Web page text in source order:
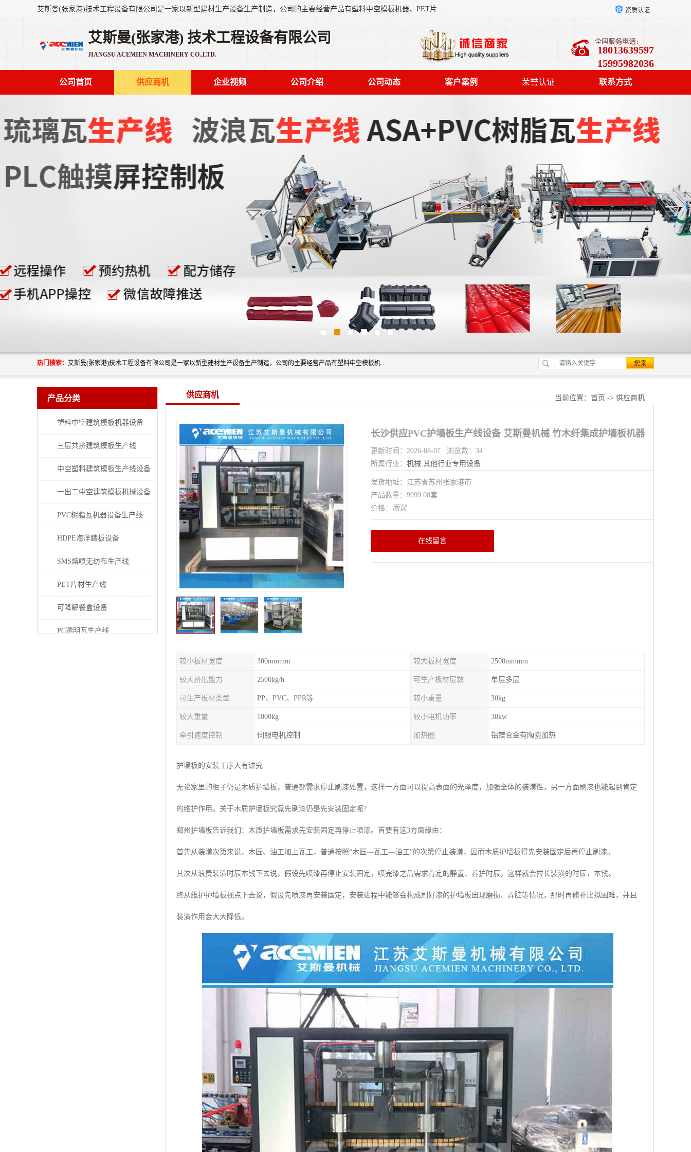
艾斯曼(张家港)技术工程设备有限公司是一家以新型建材生产设备生产制造，公司的主要经营产品有塑料中空模板机器、PET片材设备、可降解餐盒设备、树脂瓦设备、管材生产线、琉璃瓦设备等，艾斯曼机械在国内及国外享有较高盛誉拥有众多长期合作的老客户。 资质认证
艾斯曼(张家港) 技术工程设备有限公司
JIANGSU ACEMIEN MACHINERY CO.,LTD.
18013639597
15995982036
公司首页 供应商机 企业视频 公司介绍 公司动态 客户案例 荣誉认证 联系方式
热门搜索： 艾斯曼(张家港)技术工程设备有限公司是一家以新型建材生产设备生产制造，公司的主要经营产品有塑料中空模板机器、PET片材设备、可降解餐盒设备、树脂瓦设备、管材生产线、琉璃瓦设备等，艾斯曼机械在国内及国外享有较高盛誉拥有众多长期合作的老客户。
产品分类
塑料中空建筑模板机器设备
三层共挤建筑模板生产线
中空塑料建筑模板生产线设备
一出二中空建筑模板机械设备
PVC树脂瓦机器设备生产线
HDPE海洋踏板设备
SMS熔喷无纺布生产线
PET片材生产线
可降解餐盒设备
PC透明瓦生产线
供应商机 当前位置： 首页 -> 供应商机
长沙供应PVC护墙板生产线设备 艾斯曼机械 竹木纤集成护墙板机器
更新时间：2026-08-07 浏览数：34
所属行业： 机械 其他行业专用设备
发货地址：江苏省苏州张家港市
产品数量：9999.00套
价格： 面议
在线留言
较小板材宽度 300mmmm 较大板材宽度 2500mmmm
较大挤出能力 2500kg/h 可生产板材层数 单层多层
可生产板材类型 PP、PVC、PPR等 较小重量 30kg
较大重量 1000kg 较小电机功率 30kw
牵引速度控制 伺服电机控制 加热圈 铝镁合金有陶瓷加热
护墙板的安装工序大有讲究
无论家里的柜子仍是木质护墙板，普通都需求停止刷漆处置，这样一方面可以提高表面的光泽度，加强全体的装潢性，另一方面刷漆也能起到肯定
的维护作用。关于木质护墙板究竟先刷漆仍是先安装固定呢?
郑州护墙板告诉我们：木质护墙板需求先安装固定再停止喷漆。首要有这3方面缘由：
首先从装潢次第来说，木匠、油工加上瓦工，普通按照“木匠—瓦工—油工”的次第停止装潢，因而木质护墙板得先安装固定后再停止刷漆。
其次从浪费装潢时辰本钱下去说，假设先喷漆再停止安装固定，喷完漆之后需求肯定的静置、养护时辰，这样就会拉长装潢的时辰，本钱。
终从维护护墙板视点下去说，假设先喷漆再安装固定，安装进程中能够会构成刷好漆的护墙板出现磨损、弄脏等情况，那时再修补比拟困难，并且
装潢作用会大大降低。